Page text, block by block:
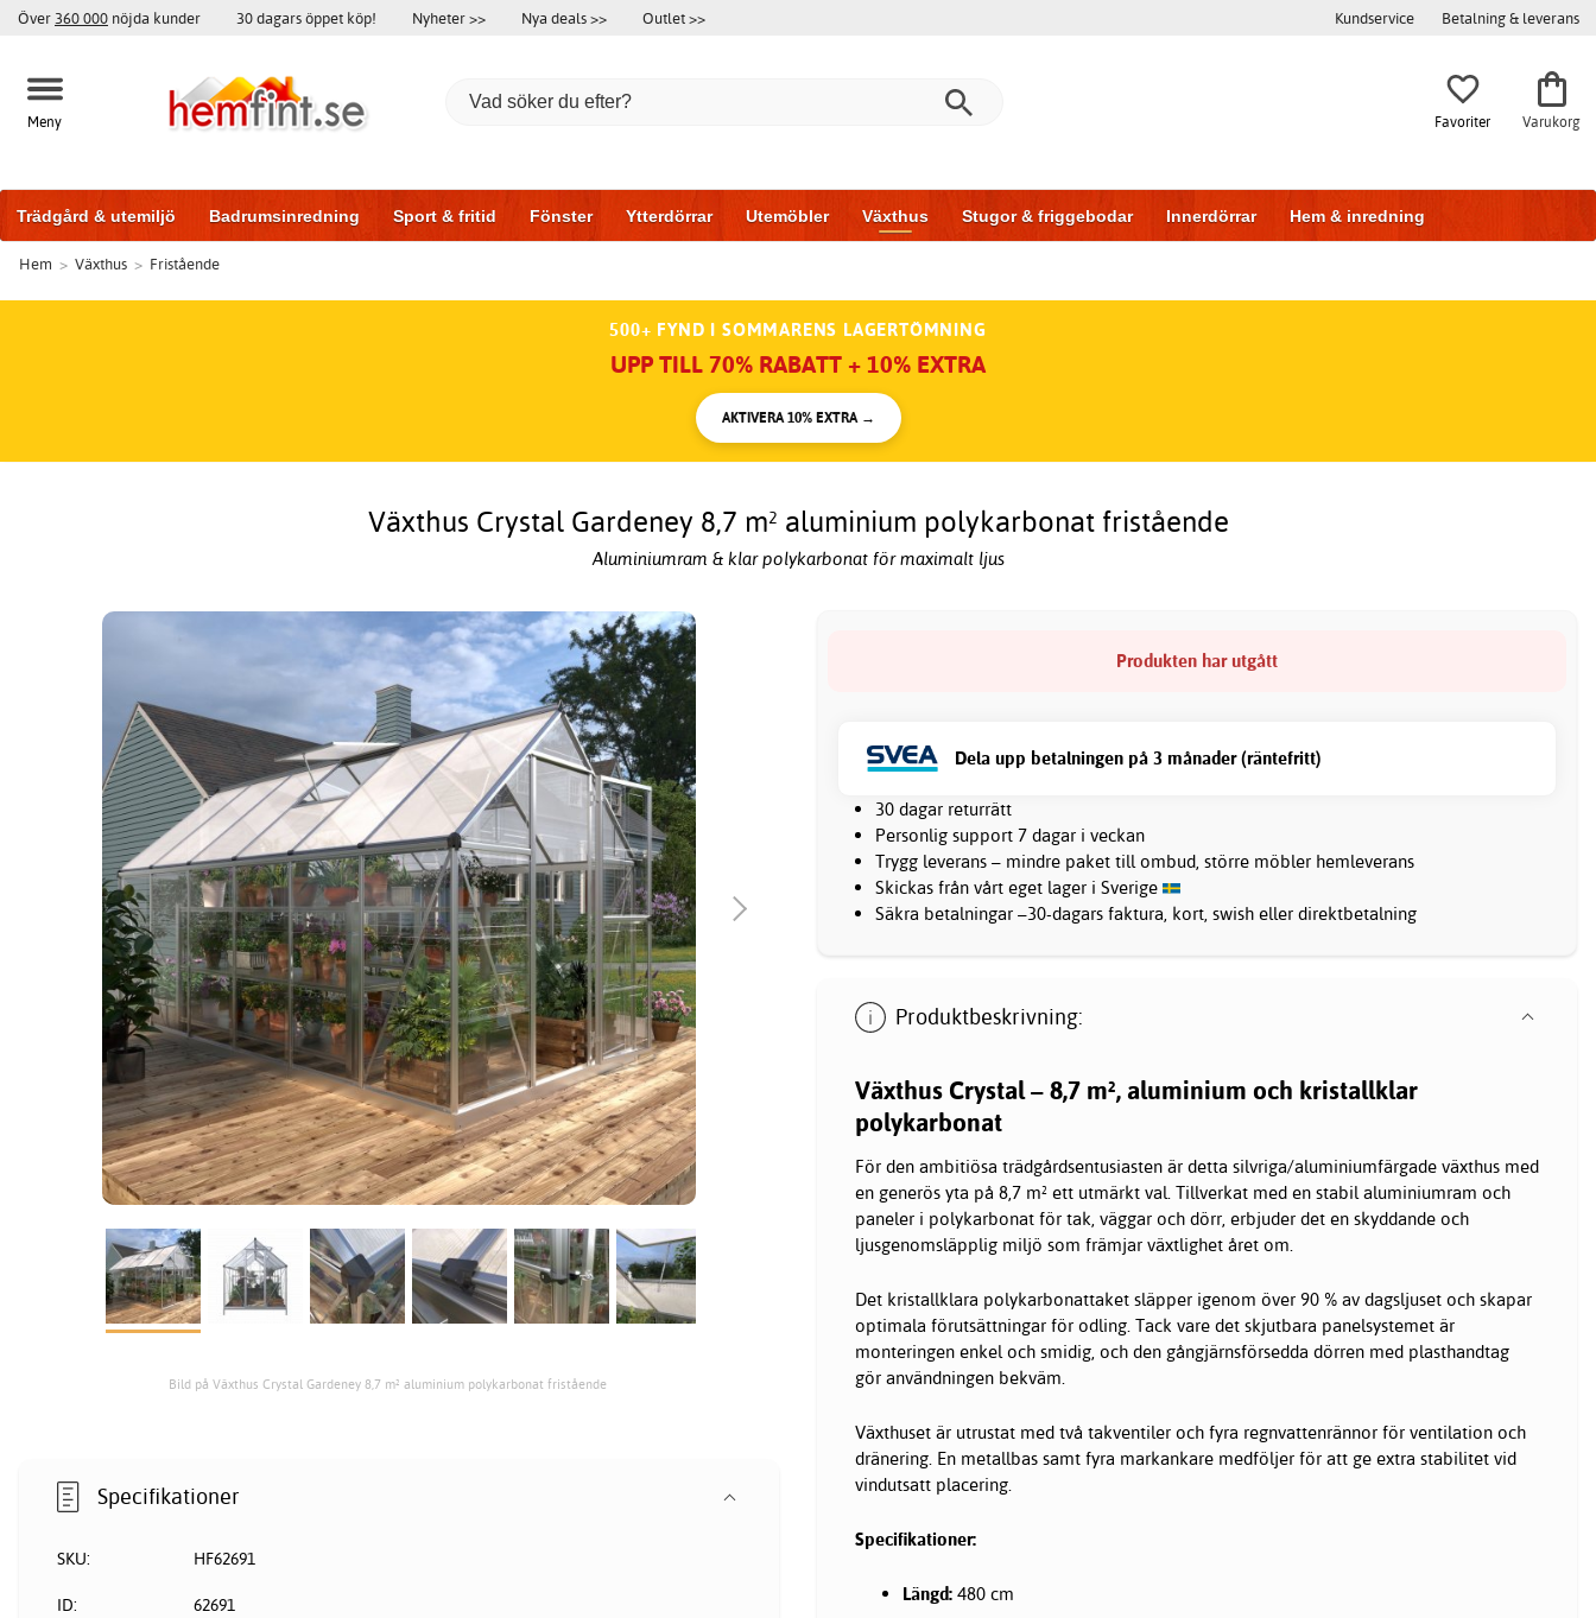
Över 360 000 nöjda kunder 30 dagars öppet köp! Nyheter >> Nya deals >> Outlet >> Kundservice Betalning & leverans
Meny Favoriter Varukorg
Trädgård & utemiljö Badrumsinredning Sport & fritid Fönster Ytterdörrar Utemöbler Växthus Stugor & friggebodar Innerdörrar Hem & inredning
Badrumsmöbler Träningsutrustning
Hem > Växthus > Fristående
500+ FYND I SOMMARENS LAGERTÖMNING
UPP TILL 70% RABATT + 10% EXTRA
AKTIVERA 10% EXTRA →
Växthus Crystal Gardeney 8,7 m² aluminium polykarbonat fristående
Aluminiumram & klar polykarbonat för maximalt ljus
Bild på Växthus Crystal Gardeney 8,7 m² aluminium polykarbonat fristående
Produkten har utgått
Dela upp betalningen på 3 månader (räntefritt)
30 dagar returrätt
Personlig support 7 dagar i veckan
Trygg leverans – mindre paket till ombud, större möbler hemleverans
Skickas från vårt eget lager i Sverige
Säkra betalningar –30-dagars faktura, kort, swish eller direktbetalning
Produktbeskrivning:
Växthus Crystal – 8,7 m², aluminium och kristallklar
polykarbonat
För den ambitiösa trädgårdsentusiasten är detta silvriga/aluminiumfärgade växthus med
en generös yta på 8,7 m² ett utmärkt val. Tillverkat med en stabil aluminiumram och
paneler i polykarbonat för tak, väggar och dörr, erbjuder det en skyddande och
ljusgenomsläpplig miljö som främjar växtlighet året om.
Det kristallklara polykarbonattaket släpper igenom över 90 % av dagsljuset och skapar
optimala förutsättningar för odling. Tack vare det skjutbara panelsystemet är
monteringen enkel och smidig, och den gångjärnsförsedda dörren med plasthandtag
gör användningen bekväm.
Växthuset är utrustat med två takventiler och fyra regnvattenrännor för ventilation och
dränering. En metallbas samt fyra markankare medföljer för att ge extra stabilitet vid
vindutsatt placering.
Specifikationer:
Längd: 480 cm
Specifikationer
SKU: HF62691
ID: 62691